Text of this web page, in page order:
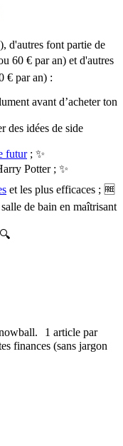
d'autres font partie de
60 € par an) et d'autres
€ par an) :
avant d’acheter ton
des idées de side
futur; ✨
Potter ; ✨
et les plus efficaces ; 🆓
de bain en maîtrisant
1 article par
finances (sans jargon